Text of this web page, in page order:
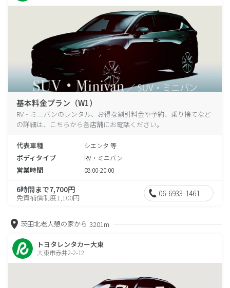
基本料金プラン（W1）
RV・ミニバンのレンタル、お得な割引料金や予約、乗り捨てなど
の詳細は、こちらから各店舗にお電話ください。
代表車種 シエンタ 等
ボディタイプ RV・ミニバン
営業時間 08:00-20:00
6時間まで7,700円
免責補償制度1,100円 06-6933-1461
茨田北老人憩の家から 3201m
トヨタレンタカー大東
大東市赤井2-2-12